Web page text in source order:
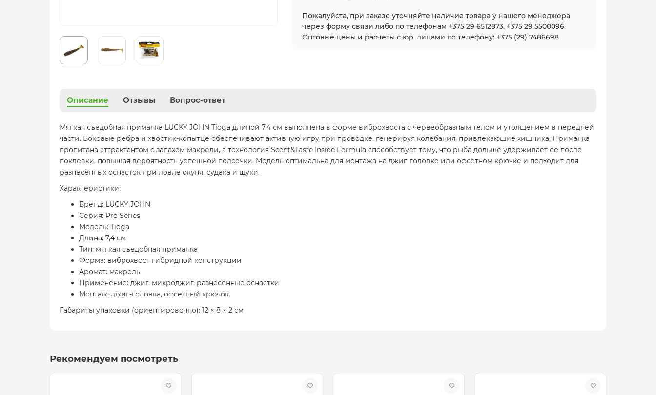
Пожалуйста, при заказе уточняйте наличие товара у нашего менеджера
через форму связи либо по телефонам +375 29 6512873, +375 29 5500096.
Оптовые цены и расчеты с юр. лицами по телефону: +375 (29) 7486698
Описание Отзывы Вопрос-ответ
Мягкая съедобная приманка LUCKY JOHN Tioga длиной 7,4 см выполнена в форме виброхвоста с червеобразным телом и утолщением в передней
части. Боковые рёбра и хвостик-копытце обеспечивают активную игру при проводке, генерируя колебания, привлекающие хищника. Приманка
пропитана аттрактантом с запахом макрели, а технология Scent&Taste Inside Formula способствует тому, что рыба дольше удерживает её после
поклёвки, повышая вероятность успешной подсечки. Модель оптимальна для монтажа на джиг-головке или офсетном крючке и подходит для
разнесённых оснасток при ловле окуня, судака и щуки.
Характеристики:
Бренд: LUCKY JOHN
Серия: Pro Series
Модель: Tioga
Длина: 7,4 см
Тип: мягкая съедобная приманка
Форма: виброхвост гибридной конструкции
Аромат: макрель
Применение: джиг, микроджиг, разнесённые оснастки
Монтаж: джиг-головка, офсетный крючок
Габариты упаковки (ориентировочно): 12 × 8 × 2 см
Рекомендуем посмотреть